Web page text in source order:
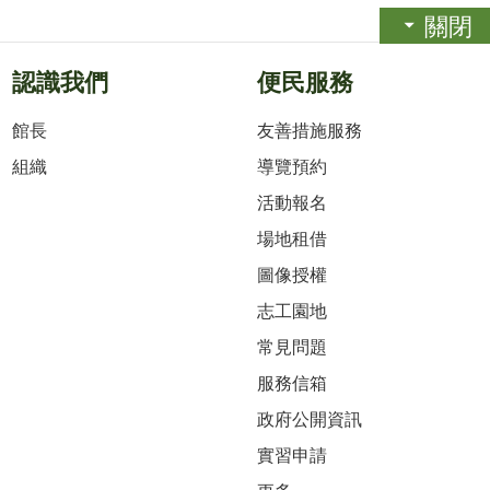
關閉
認識我們
館長
組織
便民服務
友善措施服務
導覽預約
活動報名
場地租借
圖像授權
志工園地
常見問題
服務信箱
政府公開資訊
實習申請